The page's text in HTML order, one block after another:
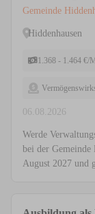
Fachrichtung
(m/w/d) Vollzeit
Gemeinde
Hiddenhausen
1.368 - 1.464 €/
06.08.2026
Werde
bei der Gemeinde
August 2027 und